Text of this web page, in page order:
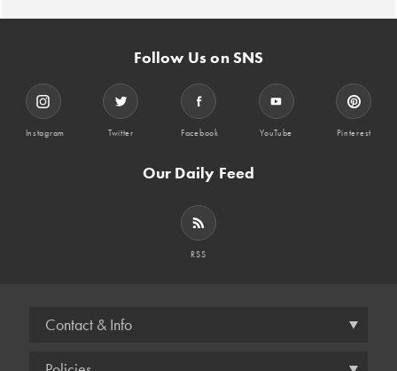
Follow Us on SNS
Instagram Twitter Facebook YouTube Pinterest
Our Daily Feed
RSS
Contact & Info